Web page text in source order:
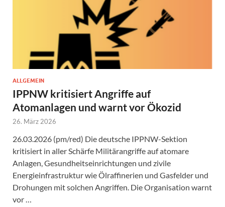
ALLGEMEIN
IPPNW kritisiert Angriffe auf
Atomanlagen und warnt vor Ökozid
26. März 2026
26.03.2026 (pm/red) Die deutsche IPPNW-Sektion
kritisiert in aller Schärfe Militärangriffe auf atomare
Anlagen, Gesundheitseinrichtungen und zivile
Energieinfrastruktur wie Ölraffinerien und Gasfelder und
Drohungen mit solchen Angriffen. Die Organisation warnt
vor …